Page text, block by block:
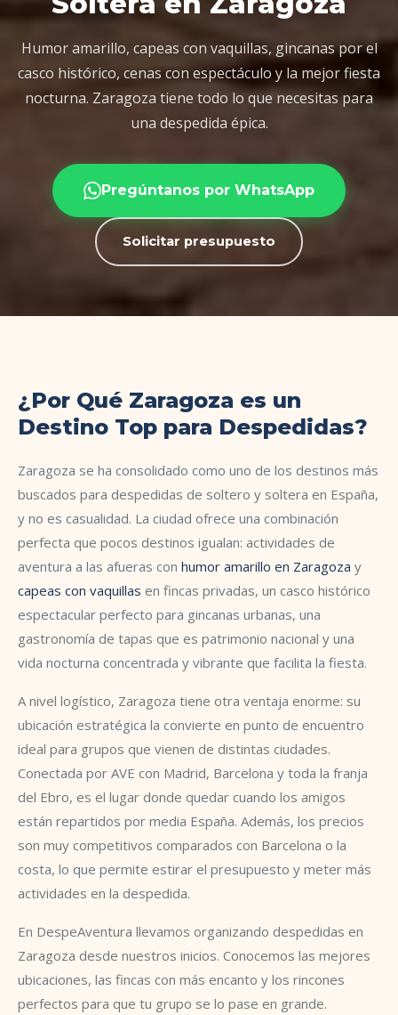
Humor amarillo, capeas con vaquillas, gincanas por el
casco histórico, cenas con espectáculo y la mejor fiesta
nocturna. Zaragoza tiene todo lo que necesitas para
una despedida épica.
Pregúntanos por WhatsApp
Solicitar presupuesto
¿Por Qué Zaragoza es un
Destino Top para Despedidas?
Zaragoza se ha consolidado como uno de los destinos más
buscados para despedidas de soltero y soltera en España,
y no es casualidad. La ciudad ofrece una combinación
perfecta que pocos destinos igualan: actividades de
aventura a las afueras con humor amarillo en Zaragoza y
capeas con vaquillas en fincas privadas, un casco histórico
espectacular perfecto para gincanas urbanas, una
gastronomía de tapas que es patrimonio nacional y una
vida nocturna concentrada y vibrante que facilita la fiesta.
A nivel logístico, Zaragoza tiene otra ventaja enorme: su
ubicación estratégica la convierte en punto de encuentro
ideal para grupos que vienen de distintas ciudades.
Conectada por AVE con Madrid, Barcelona y toda la franja
del Ebro, es el lugar donde quedar cuando los amigos
están repartidos por media España. Además, los precios
son muy competitivos comparados con Barcelona o la
costa, lo que permite estirar el presupuesto y meter más
actividades en la despedida.
En DespeAventura llevamos organizando despedidas en
Zaragoza desde nuestros inicios. Conocemos las mejores
ubicaciones, las fincas con más encanto y los rincones
perfectos para que tu grupo se lo pase en grande.